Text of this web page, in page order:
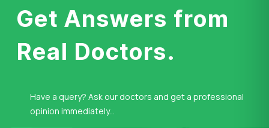
Get Answers from
Real Doctors.
Have a query? Ask our doctors and get a professional
opinion immediately...